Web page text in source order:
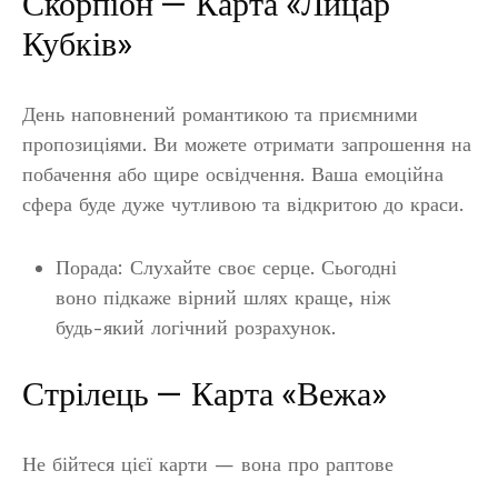
Кубків»
День наповнений романтикою та приємними
пропозиціями. Ви можете отримати запрошення на
побачення або щире освідчення. Ваша емоційна
сфера буде дуже чутливою та відкритою до краси.
Порада: Слухайте своє серце. Сьогодні
воно підкаже вірний шлях краще, ніж
будь-який логічний розрахунок.
Стрілець — Карта «Вежа»
Не бійтеся цієї карти — вона про раптове